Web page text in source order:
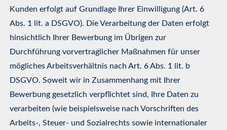
Kunden erfolgt auf Grundlage Ihrer Einwilligung (Art. 6
Abs. 1 lit. a DSGVO). Die Verarbeitung der Daten erfolgt
hinsichtlich Ihrer Bewerbung im Übrigen zur
Durchführung vorvertraglicher Maßnahmen für unser
mögliches Arbeitsverhältnis nach Art. 6 Abs. 1 lit. b
DSGVO. Soweit wir in Zusammenhang mit Ihrer
Bewerbung gesetzlich verpflichtet sind, Ihre Daten zu
verarbeiten (wie beispielsweise nach Vorschriften des
Arbeits-, Steuer- und Sozialrechts sowie internationaler